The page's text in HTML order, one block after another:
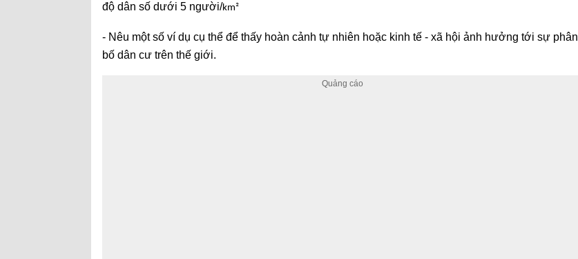
độ dân số dưới 5 người/km²
- Nêu một số ví dụ cụ thể để thấy hoàn cảnh tự nhiên hoặc kinh tế - xã hội ảnh hưởng tới sự phân
bố dân cư trên thế giới.